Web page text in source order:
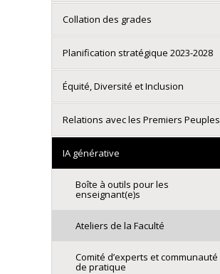
Collation des grades
Planification stratégique 2023-2028
Équité, Diversité et Inclusion
Relations avec les Premiers Peuples
IA générative
Boîte à outils pour les
enseignant(e)s
Ateliers de la Faculté
Comité d’experts et communauté
de pratique